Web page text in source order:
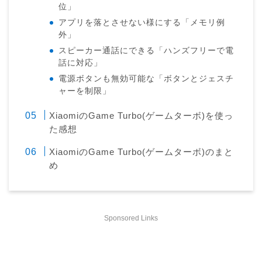
位」
アプリを落とさせない様にする「メモリ例
外」
スピーカー通話にできる「ハンズフリーで電
話に対応」
電源ボタンも無効可能な「ボタンとジェスチ
ャーを制限」
XiaomiのGame Turbo(ゲームターボ)を使っ
た感想
XiaomiのGame Turbo(ゲームターボ)のまと
め
Sponsored Links